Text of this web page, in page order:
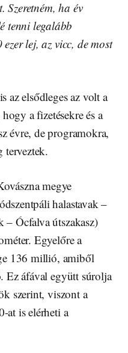
Szeretném, ha év
tenni legalább
lej, az vicc, de most
az elsődleges az volt a
a fizetésekre és a
évre, de programokra,
terveztek.
megye
halastavak –
– Ócfalva útszakasz)
Egyelőre a
136 millió, amiből
Ez áfával együtt súrolja
szerint, viszont a
at is elérheti a